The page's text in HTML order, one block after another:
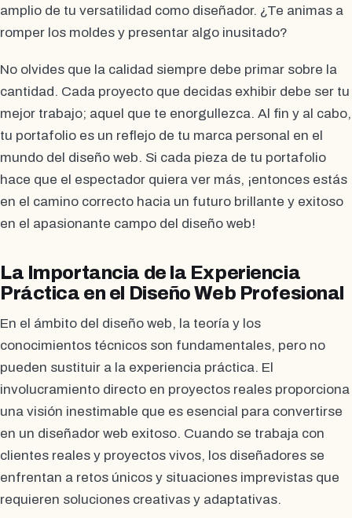
amplio de tu versatilidad como diseñador. ¿Te animas a
romper los moldes y presentar algo inusitado?
No olvides que la calidad siempre debe primar sobre la
cantidad. Cada proyecto que decidas exhibir debe ser tu
mejor trabajo; aquel que te enorgullezca. Al fin y al cabo,
tu portafolio es un reflejo de tu marca personal en el
mundo del diseño web. Si cada pieza de tu portafolio
hace que el espectador quiera ver más, ¡entonces estás
en el camino correcto hacia un futuro brillante y exitoso
en el apasionante campo del diseño web!
La Importancia de la Experiencia
Práctica en el Diseño Web Profesional
En el ámbito del diseño web, la teoría y los
conocimientos técnicos son fundamentales, pero no
pueden sustituir a la experiencia práctica. El
involucramiento directo en proyectos reales proporciona
una visión inestimable que es esencial para convertirse
en un diseñador web exitoso. Cuando se trabaja con
clientes reales y proyectos vivos, los diseñadores se
enfrentan a retos únicos y situaciones imprevistas que
requieren soluciones creativas y adaptativas.